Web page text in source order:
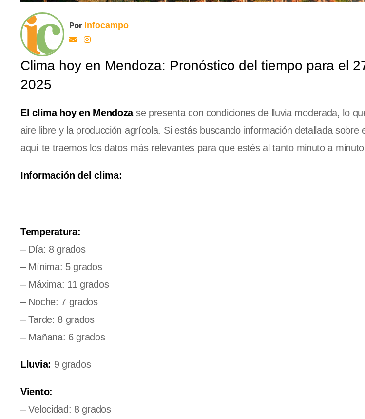
Por Infocampo
Clima hoy en Mendoza: Pronóstico del tiempo para el
2025
El clima hoy en Mendozase presenta con condiciones de lluvia moderada, lo
aire libre y la producción agrícola. Si estás buscando información detallada sobre
aquí te traemos los datos más relevantes para que estés al tanto minuto a
Información del clima:
Temperatura:
– Día: 8 grados
– Mínima: 5 grados
– Máxima: 11 grados
– Noche: 7 grados
– Tarde: 8 grados
– Mañana: 6 grados
Lluvia: 9 grados
Viento:
– Velocidad: 8 grados